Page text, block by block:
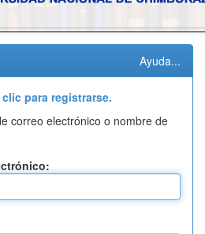
Ayuda...
para registrarse.
correo electrónico o nombre de